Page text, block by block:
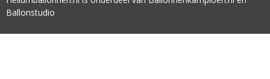
Ballonstudio